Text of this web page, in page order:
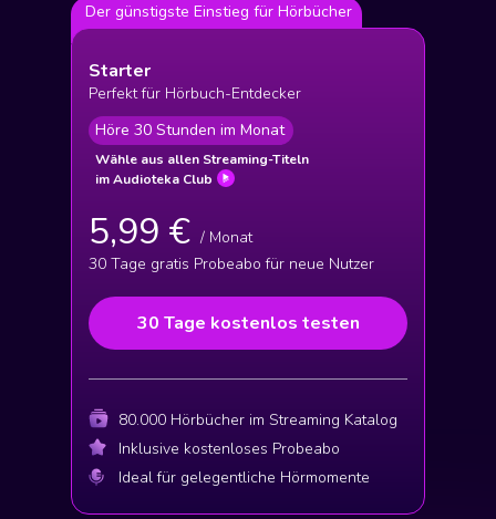
Der günstigste Einstieg für Hörbücher
Starter
Perfekt für Hörbuch-Entdecker
Höre 30 Stunden im Monat
Wähle aus allen Streaming-Titeln
im Audioteka Club
5,99 € / Monat
30 Tage gratis Probeabo für neue Nutzer
30 Tage kostenlos testen
80.000 Hörbücher im Streaming Katalog
Inklusive kostenloses Probeabo
Ideal für gelegentliche Hörmomente